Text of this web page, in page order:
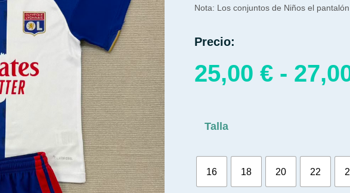
Nota: Los conjuntos de Niños el
Precio:
25,00 € -
Talla
16 18 20 22